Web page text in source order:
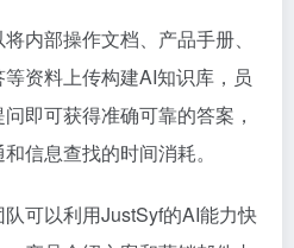
将内部操作文档、产品手册、
资料上传构建AI知识库，员
即可获得准确可靠的答案，
信息查找的时间消耗。
可以利用JustSyf的AI能力快